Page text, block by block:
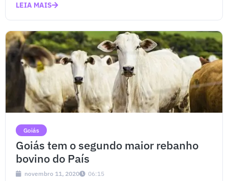
LEIA MAIS
Goiás
Goiás tem o segundo maior rebanho
bovino do País
novembro 11, 2020 06:15